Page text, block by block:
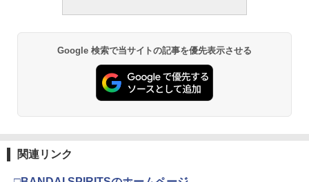
マックスファクトリー PLAMATEA MX
ちゃん 組み立て式プラモデル ノンスケ
ール 全高約160mm
4
￥197,900
東京マルイ(TOKYO MARUI) No.21 H&K
USP HG 18歳以上エアーHOPハンドガン
￥3,409
4
￥748
タミヤ クラフトツールシリーズ No.123
先細薄刃ニッパー (ゲートカット用) プラ
モデル用工具 74123
Google 検索で当サイトの記事を優先表示させる
関連リンク